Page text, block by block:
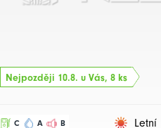
Nejpozději 10.8. u Vás, 8 ks
C A B Letní